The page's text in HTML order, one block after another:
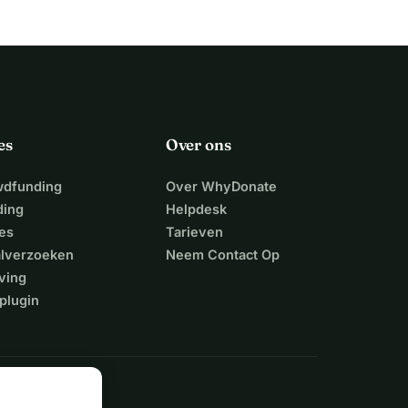
Over ons
Over WhyDonate
Helpdesk
Tarieven
Neem Contact Op